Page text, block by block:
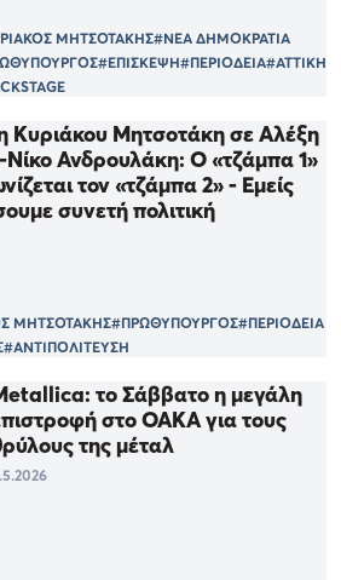
ΜΗΤΣΟΤΑΚΗΣ#ΝΕΑ ΔΗΜΟΚΡΑΤΙΑ
#ΕΠΙΣΚΕΨΗ#ΠΕΡΙΟΔΕΙΑ#ΑΤΤΙΚΗ
Κυριάκου Μητσοτάκη σε Αλέξη
Νίκο Ανδρουλάκη: Ο «τζάμπα 1»
τον «τζάμπα 2» - Εμείς
συνετή πολιτική
ΜΗΤΣΟΤΑΚΗΣ#ΠΡΩΘΥΠΟΥΡΓΟΣ#ΠΕΡΙΟΔΕΙΑ
#ΑΝΤΙΠΟΛΙΤΕΥΣΗ
το Σάββατο η μεγάλη
στο ΟΑΚΑ για τους
της μέταλ